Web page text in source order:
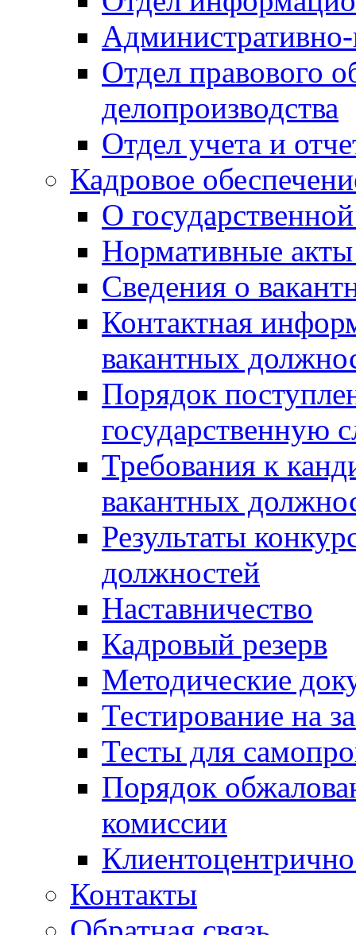
Отдел правового
делопроизводства
Отдел учета и
Кадровое
О
Нормативные акты
Сведения о
Контактная
вакантных
Порядок
государственную
Требования к
вакантных
Результаты
должностей
Наставничество
Кадровый резерв
Методические
Тестирование на
Тесты для
Порядок
комиссии
Контакты